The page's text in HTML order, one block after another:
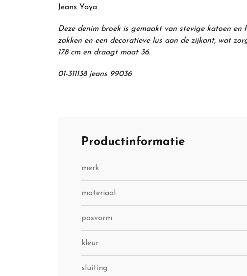
Jeans Yaya
Deze denim broek is gemaakt van stevige katoen
zakken en een decoratieve lus aan de zijkant, wat
178 cm en draagt maat 36.
01-311138 jeans 99036
Productinformatie
merk
materiaal
pasvorm
kleur
sluiting